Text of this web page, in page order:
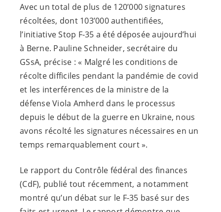
Avec un total de plus de 120’000 signatures
récoltées, dont 103’000 authentifiées,
l’initiative Stop F-35 a été déposée aujourd’hui
à Berne. Pauline Schneider, secrétaire du
GSsA, précise : « Malgré les conditions de
récolte difficiles pendant la pandémie de covid
et les interférences de la ministre de la
défense Viola Amherd dans le processus
depuis le début de la guerre en Ukraine, nous
avons récolté les signatures nécessaires en un
temps remarquablement court ».
Le rapport du Contrôle fédéral des finances
(CdF), publié tout récemment, a notamment
montré qu’un débat sur le F-35 basé sur des